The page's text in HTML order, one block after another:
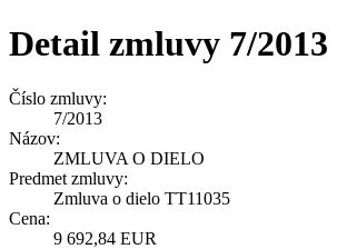
Detail zmluvy 7/2013
Číslo zmluvy:
7/2013
Názov:
ZMLUVA O DIELO
Predmet zmluvy:
Zmluva o dielo TT11035
Cena:
9 692,84 EUR